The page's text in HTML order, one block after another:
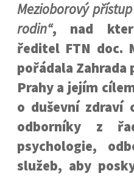
Mezioborový
rodin“, nad
ředitel FTN doc.
pořádala Zahrada
Prahy a jejím
o duševní zdraví
odborníky z
psychologie,
služeb, aby